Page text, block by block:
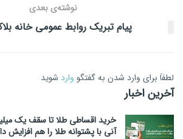
نوشته‌ی بعدی
پیام تبریک روابط عمومی خانه
لطفاَ برای وارد شدن به گفتگو وارد شوید
آخرین اخبار
خرید اقساطی طلا تا سقف یک
آنی با پشتوانه طلا را هم افزایش